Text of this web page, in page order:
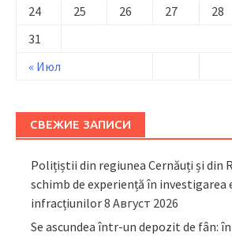
« Июл
24
25 26 27 28
31
СВЕЖИЕ ЗАПИСИ
Polițiștii din regiunea Cernăuți și din
schimb de experiență în investigarea
infracțiunilor8 Август 2026
Se ascundea într-un depozit de fân: